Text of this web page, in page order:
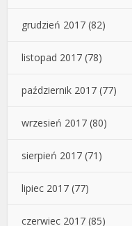
grudzień 2017 (82)
listopad 2017 (78)
październik 2017 (77)
wrzesień 2017 (80)
sierpień 2017 (71)
lipiec 2017 (77)
czerwiec 2017 (85)